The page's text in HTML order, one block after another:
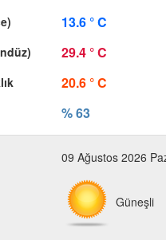
13.6 ° C
29.4 ° C
20.6 ° C
% 63
09 Ağustos 2026
Güneşli